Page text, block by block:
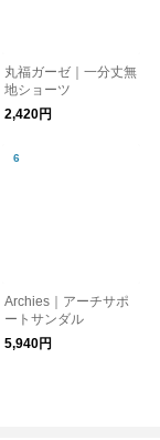
丸福ガーゼ｜一分丈無
地ショーツ
2,420円
Archies｜アーチサポ
ートサンダル
5,940円